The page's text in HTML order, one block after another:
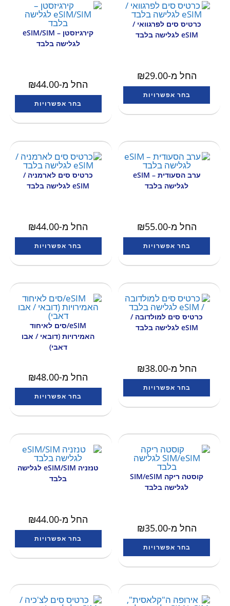
כרטיס סים לפרגוואי /
eSIM לגלישה בלבד
החל מ- ₪29.00
בחר אפשרויות
קירגיזסטן – eSIM/SIM
לגלישה בלבד
החל מ- ₪44.00
בחר אפשרויות
ערב הסעודית – eSIM
לגלישה בלבד
החל מ- ₪55.00
בחר אפשרויות
כרטיס סים לארמניה /
eSIM לגלישה בלבד
החל מ- ₪44.00
בחר אפשרויות
כרטיס סים למולדובה /
eSIM לגלישה בלבד
החל מ- ₪38.00
בחר אפשרויות
eSIM/סים לאיחוד
האמירויות (דובאי / אבו
דאבי)
החל מ- ₪48.00
בחר אפשרויות
קוסטה ריקה SIM/eSIM
לגלישה בלבד
החל מ- ₪35.00
בחר אפשרויות
טנזניה eSIM/SIM לגלישה
בלבד
החל מ- ₪44.00
בחר אפשרויות